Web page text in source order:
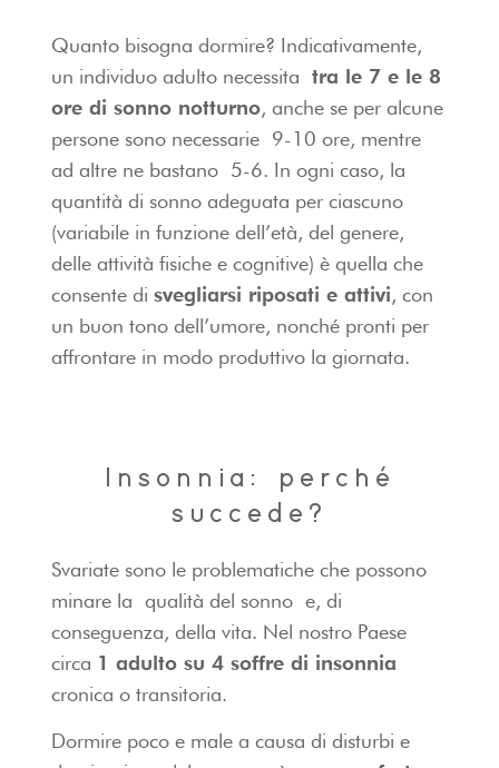
Quanto bisogna dormire? Indicativamente,
un individuo adulto necessita tra le 7 e le 8
ore di sonno notturno, anche se per alcune
persone sono necessarie 9-10 ore, mentre
ad altre ne bastano 5-6. In ogni caso, la
quantità di sonno adeguata per ciascuno
(variabile in funzione dell’età, del genere,
delle attività fisiche e cognitive) è quella che
consente di svegliarsi riposati e attivi, con
un buon tono dell’umore, nonché pronti per
affrontare in modo produttivo la giornata.
Insonnia: perché
succede?
Svariate sono le problematiche che possono
minare la qualità del sonno e, di
conseguenza, della vita. Nel nostro Paese
circa 1 adulto su 4 soffre di insonnia
cronica o transitoria.
Dormire poco e male a causa di disturbi e